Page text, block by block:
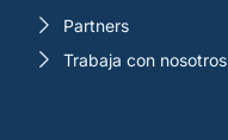
Partners
Trabaja con nosotros